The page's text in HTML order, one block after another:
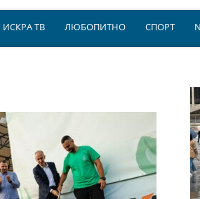
ИСКРА ТВ ЛЮБОПИТНО СПОРТ